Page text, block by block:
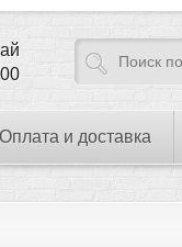
Оплата и доставка